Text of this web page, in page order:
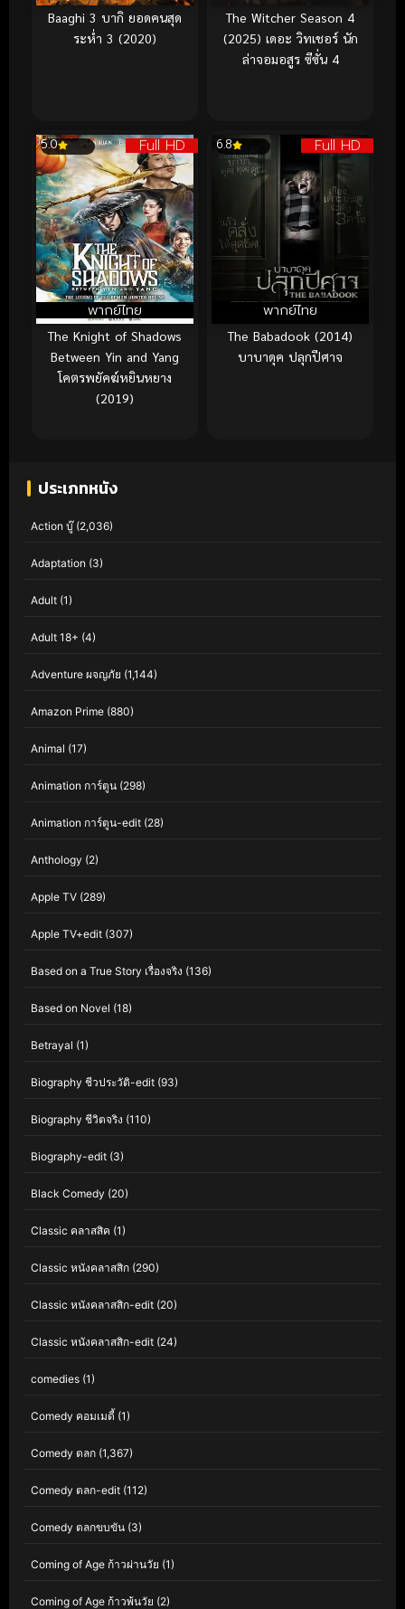
Baaghi 3 บากิ ยอดคนสุด
ระห่ำ 3 (2020)
The Witcher Season 4
(2025) เดอะ วิทเชอร์ นัก
ล่าจอมอสูร ซีซั่น 4
Full HD
พากย์ไทย
5.0
The Knight of Shadows
Between Yin and Yang
โคตรพยัคฆ์หยินหยาง
(2019)
Full HD
พากย์ไทย
6.8
The Babadook (2014)
บาบาดุค ปลุกปีศาจ
ประเภทหนัง
Action บู๊(2,036)
Adaptation (3)
Adult (1)
Adult 18+ (4)
Adventure ผจญภัย (1,144)
Amazon Prime (880)
Animal (17)
Animation การ์ตูน (298)
Animation การ์ตูน-edit (28)
Anthology (2)
Apple TV (289)
Apple TV+edit (307)
Based on a True Story เรื่องจริง (136)
Based on Novel (18)
Betrayal (1)
Biography ชีวประวัติ-edit (93)
Biography ชีวิตจริง (110)
Biography-edit (3)
Black Comedy (20)
Classic คลาสสิค (1)
Classic หนังคลาสสิก (290)
Classic หนังคลาสสิก-edit (20)
Classic หนังคลาสสิก-edit (24)
comedies (1)
Comedy คอมเมดี้ (1)
Comedy ตลก (1,367)
Comedy ตลก-edit (112)
Comedy ตลกขบขัน (3)
Coming of Age ก้าวผ่านวัย (1)
Coming of Age ก้าวพ้นวัย (2)